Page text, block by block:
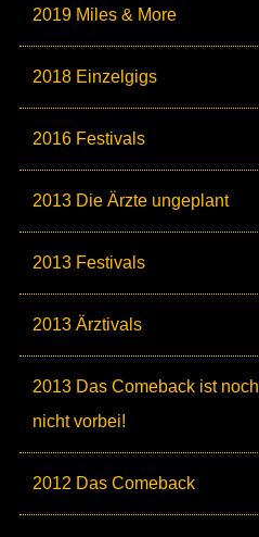
2019 Miles & More
2018 Einzelgigs
2016 Festivals
2013 Die Ärzte ungeplant
2013 Festivals
2013 Ärztivals
2013 Das Comeback ist noch
nicht vorbei!
2012 Das Comeback